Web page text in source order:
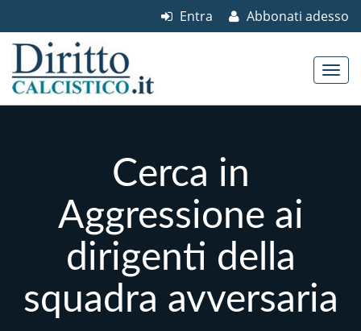
Abbonati adesso
Entra
Cerca in
Aggressione ai
dirigenti della
squadra avversaria